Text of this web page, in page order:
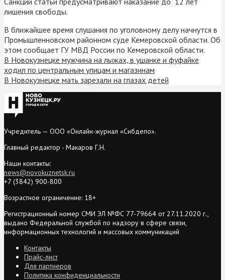
лишения свободы.
В ближайшее время слушания по уголовному делу начнутся в
Промышленновском районном суде Кемеровской области. Об
этом сообщает ГУ МВД России по Кемеровской области.
В Новокузнецке мужчина на лыжах, в ушанке и фуфайке
ходил по центральным улицам и магазинам
В Новокузнецке мать зарезали на глазах детей
Учредитель — ООО «Онлайн-журнал «Сибдепо».
Главный редактор - Макаров Г.Н.
Наши контакты:
news@novokuznetsk.ru
+7 (3842) 900-800
Возрастное ограничение: 18+
Регистрационный номер СМИ ЭЛ №ФС 77-79664 от 27.11.2020 г.,
выдано Федеральной службой по надзору в сфере связи,
информационных технологий и массовых коммуникаций
Контакты
Прайс-лист
Для партнеров
Политика конфиденциальности